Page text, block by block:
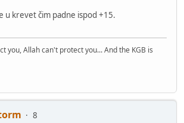
u krevet čim padne ispod +15.
you, Allah can't protect you... And the KGB is
8